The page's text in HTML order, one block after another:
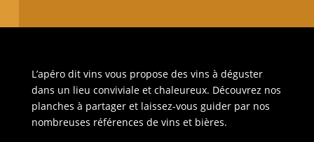
L’apéro dit vins vous propose des vins à déguster
dans un lieu conviviale et chaleureux. Découvrez nos
planches à partager et laissez-vous guider par nos
nombreuses références de vins et bières.